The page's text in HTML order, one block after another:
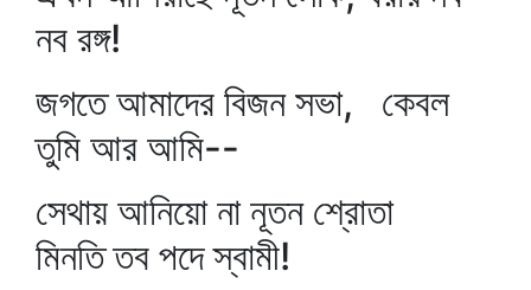
নব রঙ্গ!
জগতে আমাদের বিজন সভা, কেবল
তুমি আর আমি--
সেথায় আনিয়ো না নূতন শ্রোতা
মিনতি তব পদে স্বামী!